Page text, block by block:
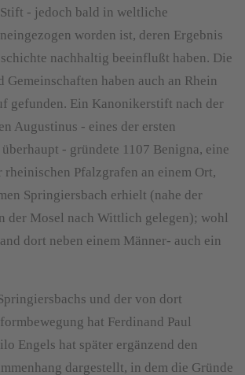
- jedoch bald in weltliche
worden ist, deren Ergebnis
nachhaltig beeinflußt haben. Die
Gemeinschaften haben auch an Rhein
gefunden. Ein Kanonikerstift nach der
Augustinus - eines der ersten
- gründete 1107 Benigna, eine
Pfalzgrafen an einem Ort,
Springiersbach erhielt (nahe der
der Mosel nach Wittlich gelegen); wohl
dort neben einem Männer- auch ein
und der von dort
hat Ferdinand Paul
Engels hat später ergänzend den
dargestellt, in dem die Gründe